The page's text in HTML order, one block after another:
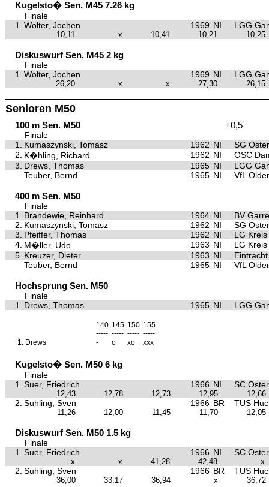
Kugelsto� Sen. M45 7.26 kg
Finale
1.
Wolter, Jochen 1969 NI LGG
10,11 x 10,41 10,21 10,25
Diskuswurf Sen. M45 2 kg
Finale
1.
Wolter, Jochen 1969 NI LGG
26,20 x x 27,30 26,15
Senioren M50
100 m Sen. M50 +0,5
Finale
1.
Kumaszynski, Tomasz 1962 NI
SG
2. K�hling, Richard 1962 NI
OSC
3. Drews, Thomas 1965 NI
LGG
Teuber, Bernd
1965 NI VfL
400 m Sen. M50
Finale
1.
Brandewie, Reinhard 1964 NI
BV
2. Kumaszynski, Tomasz 1962 NI
SG
3. Pfeiffer, Thomas 1962 NI
LG
4. M�ller, Udo 1963 NI
LG
5. Kreuzer, Dieter 1963 NI
Teuber, Bernd
1965 NI VfL
Hochsprung Sen. M50
Finale
1.
Drews, Thomas 1965 NI LGG
140 145 150 155
----- ----- ----- -----
1. Drews - o xo xxx
Kugelsto� Sen. M50 6 kg
Finale
1.
Suer, Friedrich 1966 NI SC
12,43 12,78 12,73 12,95 12,66
2. Suhling, Sven 1966 BR TUS
11,26 12,00 11,45 11,70 12,05
Diskuswurf Sen. M50 1.5 kg
Finale
1.
Suer, Friedrich 1966 NI SC
x x 41,28 42,48 x
2. Suhling, Sven 1966 BR TUS
36,00 33,17 36,94 x 36,72